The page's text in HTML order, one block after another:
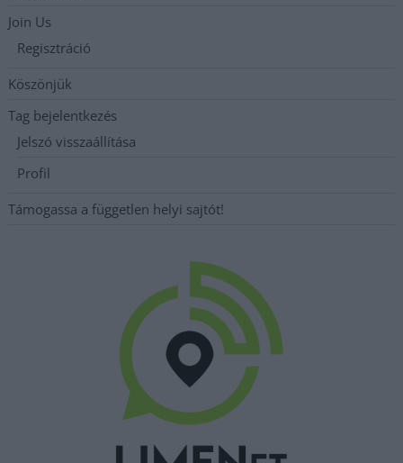
Join Us
Regisztráció
Köszönjük
Tag bejelentkezés
Jelszó visszaállítása
Profil
Támogassa a független helyi sajtót!